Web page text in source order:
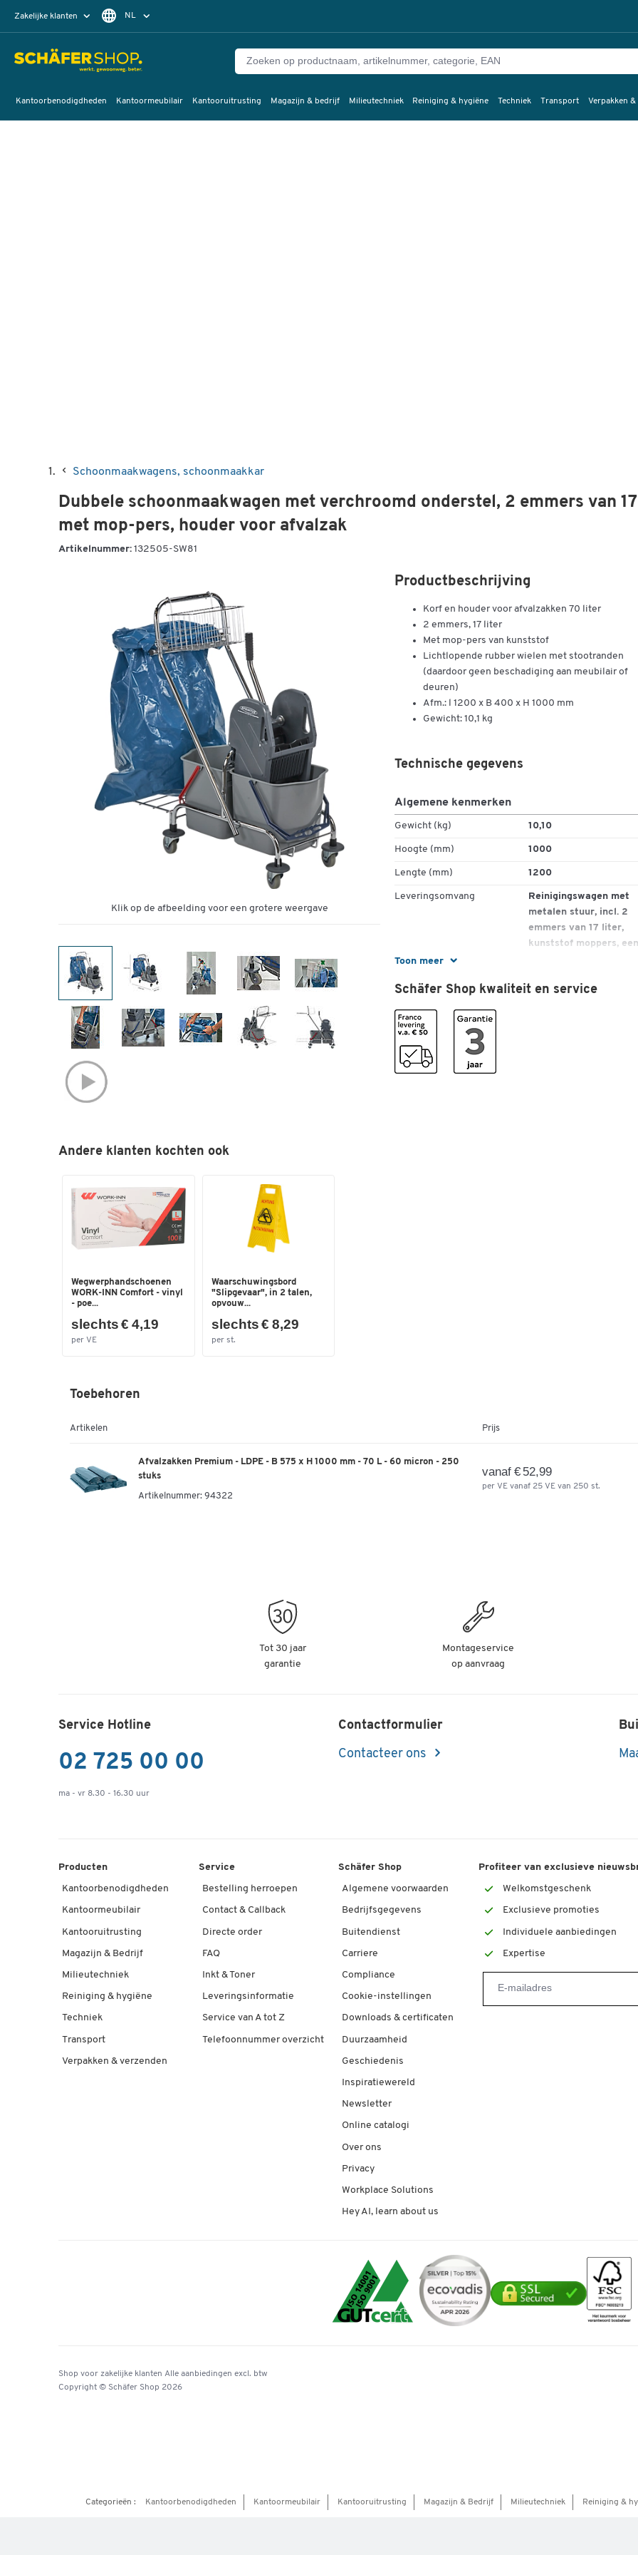
Zakelijke klanten NL
Kantoorbenodigdheden Kantoormeubilair Kantooruitrusting Magazijn & bedrijf Milieutechniek Reiniging & hygiëne Techniek Transport Verpakken
Schoonmaakwagens, schoonmaakkar
Dubbele schoonmaakwagen met verchroomd onderstel, 2 emmers van
met mop-pers, houder voor afvalzak
Artikelnummer: 132505-SW81
Klik op de afbeelding voor een grotere weergave
Productbeschrijving
Korf en houder voor afvalzakken 70 liter
2 emmers, 17 liter
Met mop-pers van kunststof
Lichtlopende rubber wielen met stootranden
(daardoor geen beschadiging aan meubilair of
deuren)
Afm.: l 1200 x B 400 x H 1000 mm
Gewicht: 10,1 kg
Toon meer
Technische gegevens
Algemene kenmerken
Gewicht (kg) 10,10
Hoogte (mm) 1000
Lengte (mm) 1200
Leveringsomvang
Reinigingswagen met
metalen stuur, incl. 2
emmers van 17 liter,
kunststof moppers, een
van 70 liter.
Type
Uitrusting
Kleuren
Schäfer Shop kwaliteit en service
Andere klanten kochten ook
Wegwerphandschoenen
WORK-INN Comfort - vinyl
- poe...
slechts € 4,19
per VE
Waarschuwingsbord
"Slipgevaar", in 2 talen,
opvouw...
slechts € 8,29
per st.
Toebehoren
Artikelen Prijs
Afvalzakken Premium - LDPE - B 575 x H 1000 mm - 70 L - 60 micron - 250
stuks
Artikelnummer: 94322
vanaf € 52,99
per VE vanaf 25 VE van 250 st.
Tot 30 jaar
garantie
Montageservice
op aanvraag
Service Hotline
02 725 00 00
ma - vr 8.30 - 16.30 uur
Contactformulier
Contacteer ons
Producten
Kantoorbenodigdheden
Kantoormeubilair
Kantooruitrusting
Magazijn & Bedrijf
Milieutechniek
Reiniging & hygiëne
Techniek
Transport
Verpakken & verzenden
Service
Bestelling herroepen
Contact & Callback
Directe order
FAQ
Inkt & Toner
Leveringsinformatie
Service van A tot Z
Telefoonnummer overzicht
Schäfer Shop
Algemene voorwaarden
Bedrijfsgegevens
Buitendienst
Carriere
Compliance
Cookie-instellingen
Downloads & certificaten
Duurzaamheid
Geschiedenis
Inspiratiewereld
Newsletter
Online catalogi
Over ons
Privacy
Workplace Solutions
Hey AI, learn about us
Profiteer van exclusieve
Welkomstgeschenk
Exclusieve promoties
Individuele aanbiedingen
Expertise
Shop voor zakelijke klanten Alle aanbiedingen excl. btw
Copyright © Schäfer Shop 2026
Categorieën : Kantoorbenodigdheden Kantoormeubilair Kantooruitrusting Magazijn & Bedrijf Milieutechniek Reiniging &